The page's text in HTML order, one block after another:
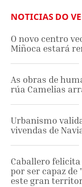
NOTICIAS DO
O novo centro
Miñoca estará
As obras de
rúa Camelias
Urbanismo
vivendas de
Caballero
por ser capaz
este gran